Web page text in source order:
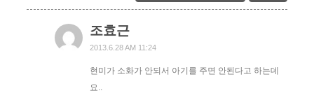
조효근
2013.6.28 AM 11:24
현미가 소화가 안되서 아기를 주면 안된다고 하는데
요..